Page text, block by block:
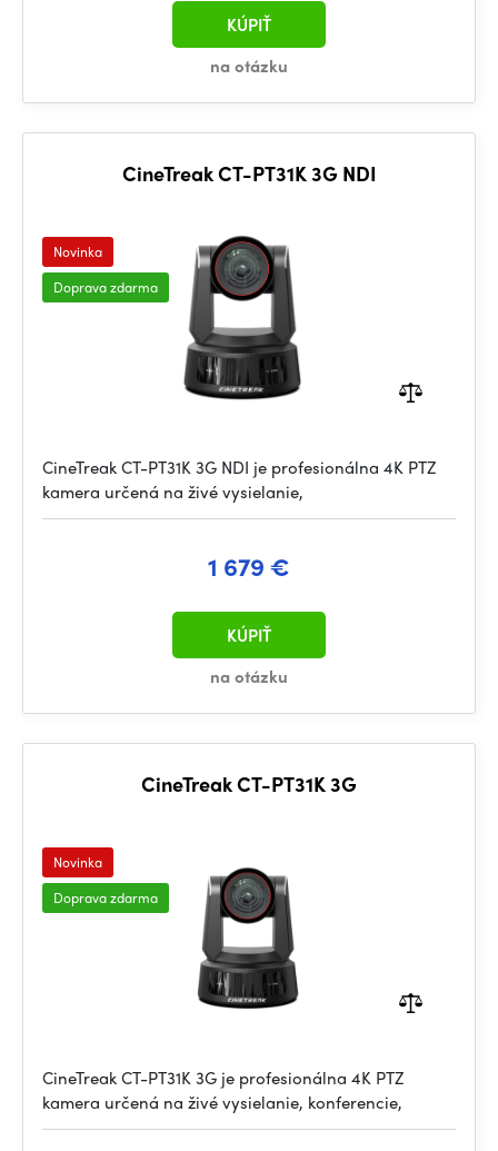
na otázku
KÚPIŤ
CineTreak CT-PT31K 3G NDI
Novinka
Doprava zdarma
CineTreak CT-PT31K 3G NDI je profesionálna 4K PTZ
kamera určená na živé vysielanie,
1 679 €
na otázku
KÚPIŤ
CineTreak CT-PT31K 3G
Novinka
Doprava zdarma
CineTreak CT-PT31K 3G je profesionálna 4K PTZ
kamera určená na živé vysielanie, konferencie,